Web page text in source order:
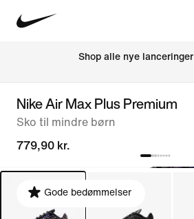
Shop alle nye lanceringer
Nike Air Max Plus Premium
Sko til mindre børn
779,90 kr.
Gode bedømmelser